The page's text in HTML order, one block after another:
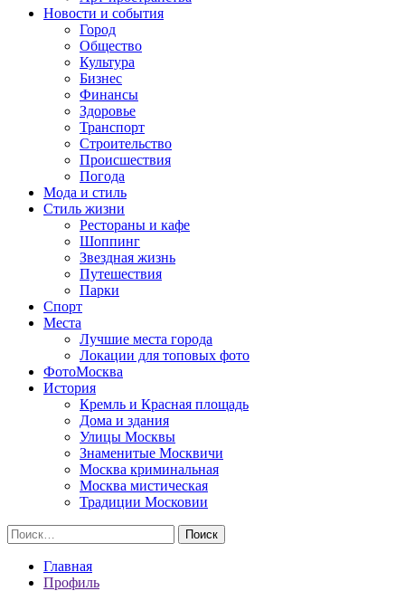
Новости и события
Город
Общество
Культура
Бизнес
Финансы
Здоровье
Транспорт
Строительство
Происшествия
Погода
Мода и стиль
Стиль жизни
Рестораны и кафе
Шоппинг
Звездная жизнь
Путешествия
Парки
Спорт
Места
Лучшие места города
Локации для топовых фото
ФотоМосква
История
Кремль и Красная площадь
Дома и здания
Улицы Москвы
Знаменитые Москвичи
Москва криминальная
Москва мистическая
Традиции Московии
Найти:
Главная
Профиль